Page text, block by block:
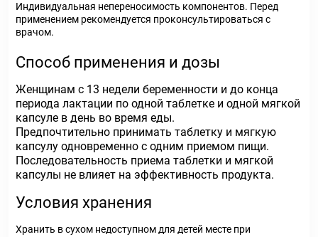
Индивидуальная непереносимость компонентов. Перед
применением рекомендуется проконсультироваться с
врачом.
Способ применения и дозы
Женщинам с 13 недели беременности и до конца
периода лактации по одной таблетке и одной мягкой
капсуле в день во время еды.
Предпочтительно принимать таблетку и мягкую
капсулу одновременно с одним приемом пищи.
Последовательность приема таблетки и мягкой
капсулы не влияет на эффективность продукта.
Условия хранения
Хранить в сухом недоступном для детей месте при